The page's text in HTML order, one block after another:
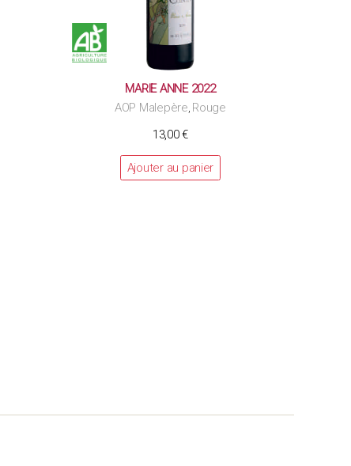
MARIE ANNE 2022
AOP Malepère, Rouge
13,00€
Ajouter au panier